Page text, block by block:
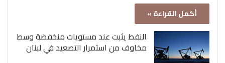
أكمل القراءة »
النفط يثبت عند مستويات منخفضة وسط
مخاوف من استمرار التصعيد في لبنان